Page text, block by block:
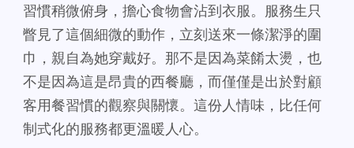
習慣稍微俯身，擔心食物會沾到衣服。服務生只
瞥見了這個細微的動作，立刻送來一條潔淨的圍
巾，親自為她穿戴好。那不是因為菜餚太燙，也
不是因為這是昂貴的西餐廳，而僅僅是出於對顧
客用餐習慣的觀察與關懷。這份人情味，比任何
制式化的服務都更溫暖人心。